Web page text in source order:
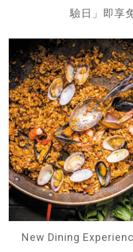
驗日」即享
New Dining